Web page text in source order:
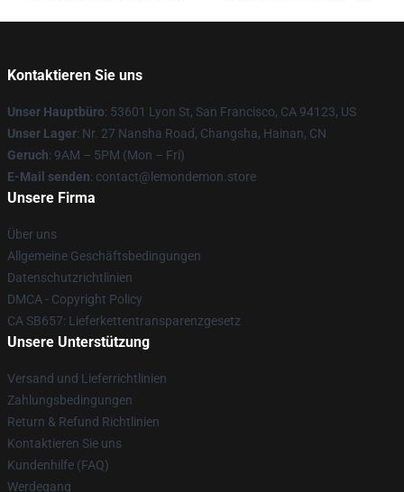
Kontaktieren Sie uns
Unser Hauptbüro: 53601 Lyon St, San Francisco, CA 94123, US
Unser Lager: Nr. 27 Nansha Road, Changsha, Hainan, CN
Geruch: 9AM – 5PM (Mon – Fri)
E-Mail senden: contact@lemondemon.store
Unsere Firma
Über uns
Allgemeine Geschäftsbedingungen
Datenschutzrichtlinien
DMCA - Copyright Policy
CA SB657: Lieferkettentransparenzgesetz
Unsere Unterstützung
Versand und Lieferrichtlinien
Zahlungsbedingungen
Return & Refund Richtlinien
Kontaktieren Sie uns
Kundenhilfe (FAQ)
Werdegang